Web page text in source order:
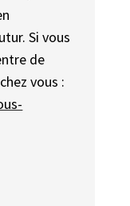
Si vous
de
vous :